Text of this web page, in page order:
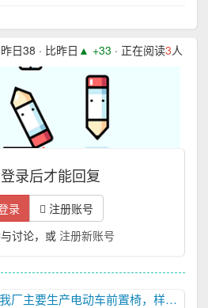
日38 · 比昨日 ▲ +33 · 正在阅读3人 ·
录后才能回复
录
注册账号
讨论，或 注册新账号
以优质的产品质量和周到的售后服务赢得广大国内外客户一致好评，欢迎新老客户联系我们，合作共赢，电话：15832920619，15227608212,